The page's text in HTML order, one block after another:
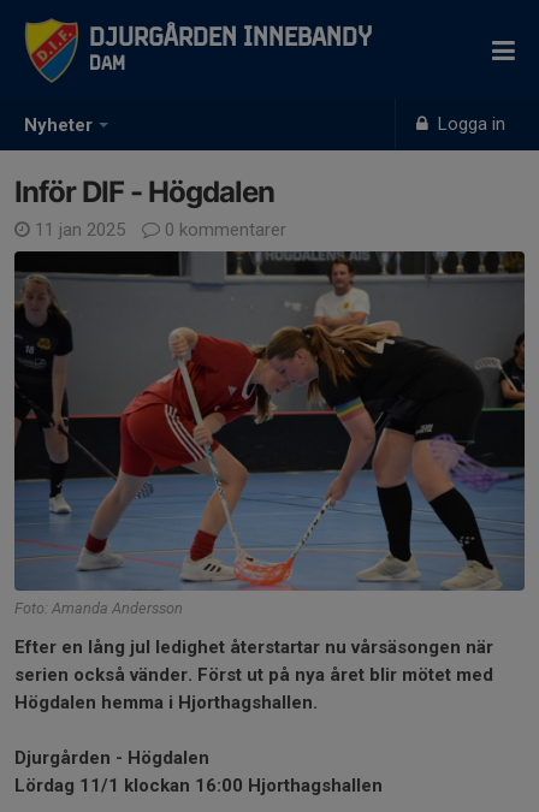
Nyheter Logga in
Djurgården Innebandy
Dam
Inför DIF - Högdalen
11 jan 2025 0 kommentarer
Foto: Amanda Andersson
Efter en lång jul ledighet återstartar nu vårsäsongen när
serien också vänder. Först ut på nya året blir mötet med
Högdalen hemma i Hjorthagshallen.
Djurgården - Högdalen
Lördag 11/1 klockan 16:00 Hjorthagshallen